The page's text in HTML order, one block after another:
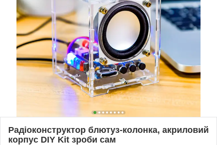
Радіоконструктор блютуз-колонка, акриловий
корпус DIY Kit зроби сам